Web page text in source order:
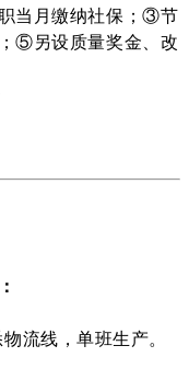
当月缴纳社保；③节
⑤另设质量奖金、改
流线，单班生产。